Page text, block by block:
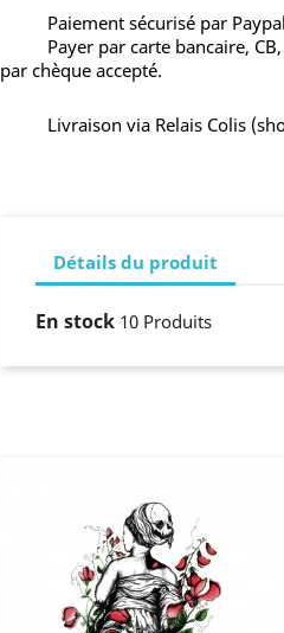
Paiement sécurisé par
Payer par carte bancaire,
par chèque accepté.
Livraison via Relais Colis
Détails du produit
En stock 10 Produits